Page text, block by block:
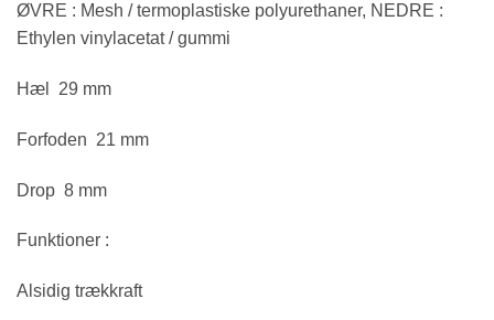
ØVRE : Mesh / termoplastiske polyurethaner, NEDRE :
Ethylen vinylacetat / gummi
Hæl 29 mm
Forfoden 21 mm
Drop 8 mm
Funktioner :
Alsidig trækkraft